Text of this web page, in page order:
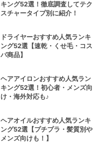
キング52選！徹底調査してテク
スチャータイプ別に紹介！
ドライヤーおすすめ人気ランキ
ング52選【速乾・くせ毛・コス
パ商品】
ヘアアイロンおすすめ人気ラン
キング52選！初心者・メンズ向
け・海外対応も♪
ヘアオイルおすすめ人気ランキ
ング52選【プチプラ・髪質別や
メンズ向けも！】